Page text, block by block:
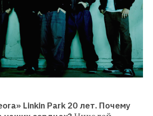
Linkin Park 20 лет. Почему